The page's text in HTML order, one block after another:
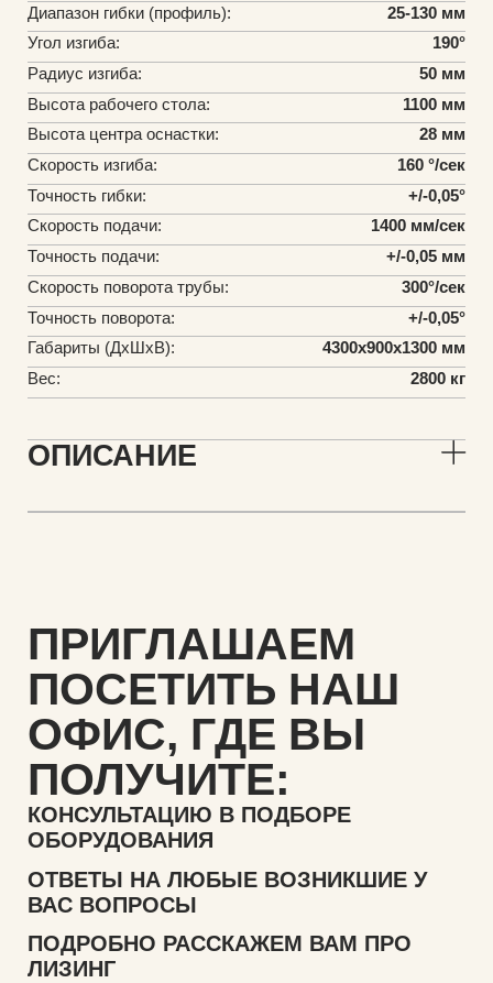
Диапазон гибки (профиль):
25-130 мм
Угол изгиба:
190°
Радиус изгиба:
50 мм
Высота рабочего стола:
1100 мм
Высота центра оснастки:
28 мм
Скорость изгиба:
160 °/сек
Точность гибки:
+/-0,05°
Скорость подачи:
1400 мм/сек
Точность подачи:
+/-0,05 мм
Скорость поворота трубы:
300°/сек
Точность поворота:
+/-0,05°
Габариты (ДхШхВ):
4300х900х1300 мм
Вес:
2800 кг
ОПИСАНИЕ
ПРИГЛАШАЕМ
ПОСЕТИТЬ НАШ
ОФИС, ГДЕ ВЫ
ПОЛУЧИТЕ:
КОНСУЛЬТАЦИЮ В ПОДБОРЕ
ОБОРУДОВАНИЯ
ОТВЕТЫ НА ЛЮБЫЕ ВОЗНИКШИЕ У
ВАС ВОПРОСЫ
ПОДРОБНО РАССКАЖЕМ ВАМ ПРО
ЛИЗИНГ